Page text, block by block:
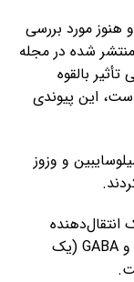
هنوز مورد بررسی
شده در مجله
بالقوه
این پیوندی
و وزوز
انتقال‌دهنده
عصبی که سلول‌های مغزی را تحریک می‌کند) و GABA (یک